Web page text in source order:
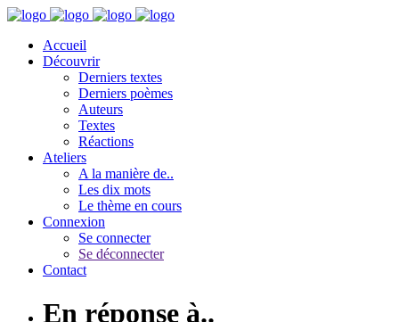
Accueil
Découvrir
Derniers textes
Derniers poèmes
Auteurs
Textes
Réactions
Ateliers
A la manière de..
Les dix mots
Le thème en cours
Connexion
Se connecter
Se déconnecter
Contact
En réponse à..